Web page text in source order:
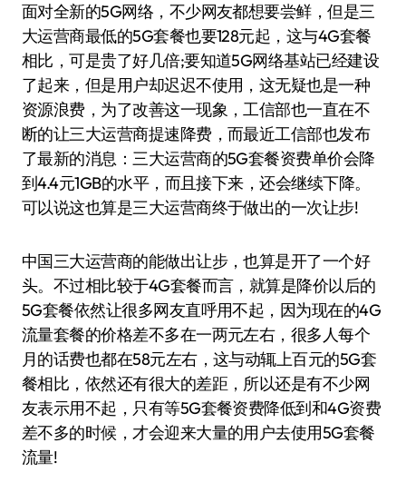
面对全新的5G网络，不少网友都想要尝鲜，但是三
大运营商最低的5G套餐也要128元起，这与4G套餐
相比，可是贵了好几倍;要知道5G网络基站已经建设
了起来，但是用户却迟迟不使用，这无疑也是一种
资源浪费，为了改善这一现象，工信部也一直在不
断的让三大运营商提速降费，而最近工信部也发布
了最新的消息：三大运营商的5G套餐资费单价会降
到4.4元1GB的水平，而且接下来，还会继续下降。
可以说这也算是三大运营商终于做出的一次让步!
中国三大运营商的能做出让步，也算是开了一个好
头。不过相比较于4G套餐而言，就算是降价以后的
5G套餐依然让很多网友直呼用不起，因为现在的4G
流量套餐的价格差不多在一两元左右，很多人每个
月的话费也都在58元左右，这与动辄上百元的5G套
餐相比，依然还有很大的差距，所以还是有不少网
友表示用不起，只有等5G套餐资费降低到和4G资费
差不多的时候，才会迎来大量的用户去使用5G套餐
流量!